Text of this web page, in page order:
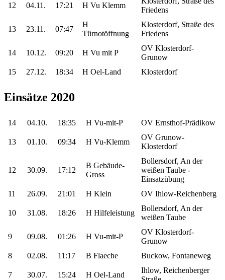
12 04.11. 17:21 H Vu Klemm
Friedens
13 23.11. 07:47
H
Türnotöffnung
Klosterdorf, Straße des
Friedens
14 10.12. 09:20 H Vu mit P
OV Klosterdorf-
Grunow
15
27.12. 18:34 H Oel-Land Klosterdorf
Einsätze 2020
14 04.10. 18:35 H Vu-mit-P OV Ernsthof-Prädikow
13 01.10. 09:34 H Vu-Klemm
OV Grunow-
Klosterdorf
12 30.09. 17:12
B Gebäude-
Gross
Bollersdorf, An der
weißen Taube -
Einsatzübung
11
26.09. 21:01 H Klein OV Ihlow-Reichenberg
10 31.08. 18:26 H Hilfeleistung
Bollersdorf, An der
weißen Taube
9 09.08. 01:26 H Vu-mit-P
OV Klosterdorf-
Grunow
8
02.08. 11:17 B Flaeche Buckow, Fontaneweg
7 30.07. 15:24 H Oel-Land
Ihlow, Reichenberger